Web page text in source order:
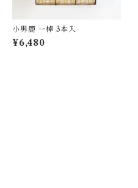
小男鹿 一棹 3本入
¥6,480